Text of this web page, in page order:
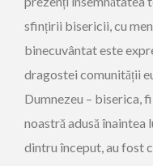
sfințirii bisericii,cu
binecuvântat este
dragostei comunității
Dumnezeu – biserica,
noastră adusă înaintea
dintru început, au fost